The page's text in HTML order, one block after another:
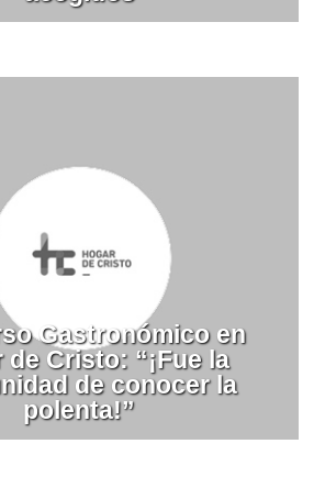
Gastronómico en
de Cristo: “¡Fue la
de conocer la
polenta!”